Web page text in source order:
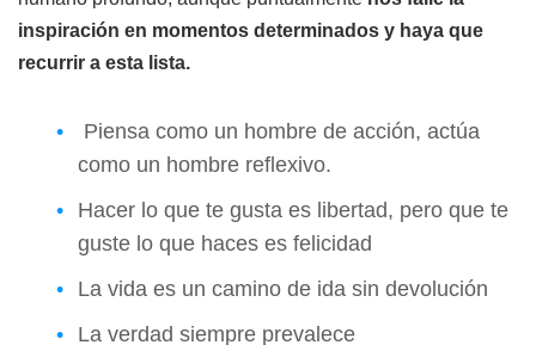
inspiración en momentos determinados y haya que
recurrir a esta lista.
Piensa como un hombre de acción, actúa
como un hombre reflexivo.
Hacer lo que te gusta es libertad, pero que te
guste lo que haces es felicidad
La vida es un camino de ida sin devolución
La verdad siempre prevalece